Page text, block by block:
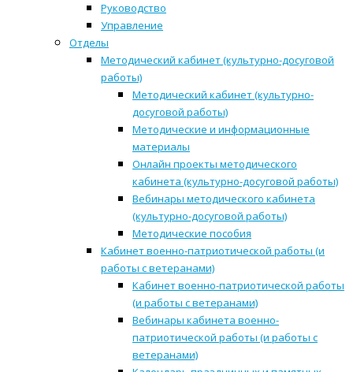
Руководство
Управление
Отделы
Методический кабинет (культурно-досуговой
работы)
Методический кабинет (культурно-
досуговой работы)
Методические и информационные
материалы
Онлайн проекты методического
кабинета (культурно-досуговой работы)
Вебинары методического кабинета
(культурно-досуговой работы)
Методические пособия
Кабинет военно-патриотической работы (и
работы с ветеранами)
Кабинет военно-патриотической работы
(и работы с ветеранами)
Вебинары кабинета военно-
патриотической работы (и работы с
ветеранами)